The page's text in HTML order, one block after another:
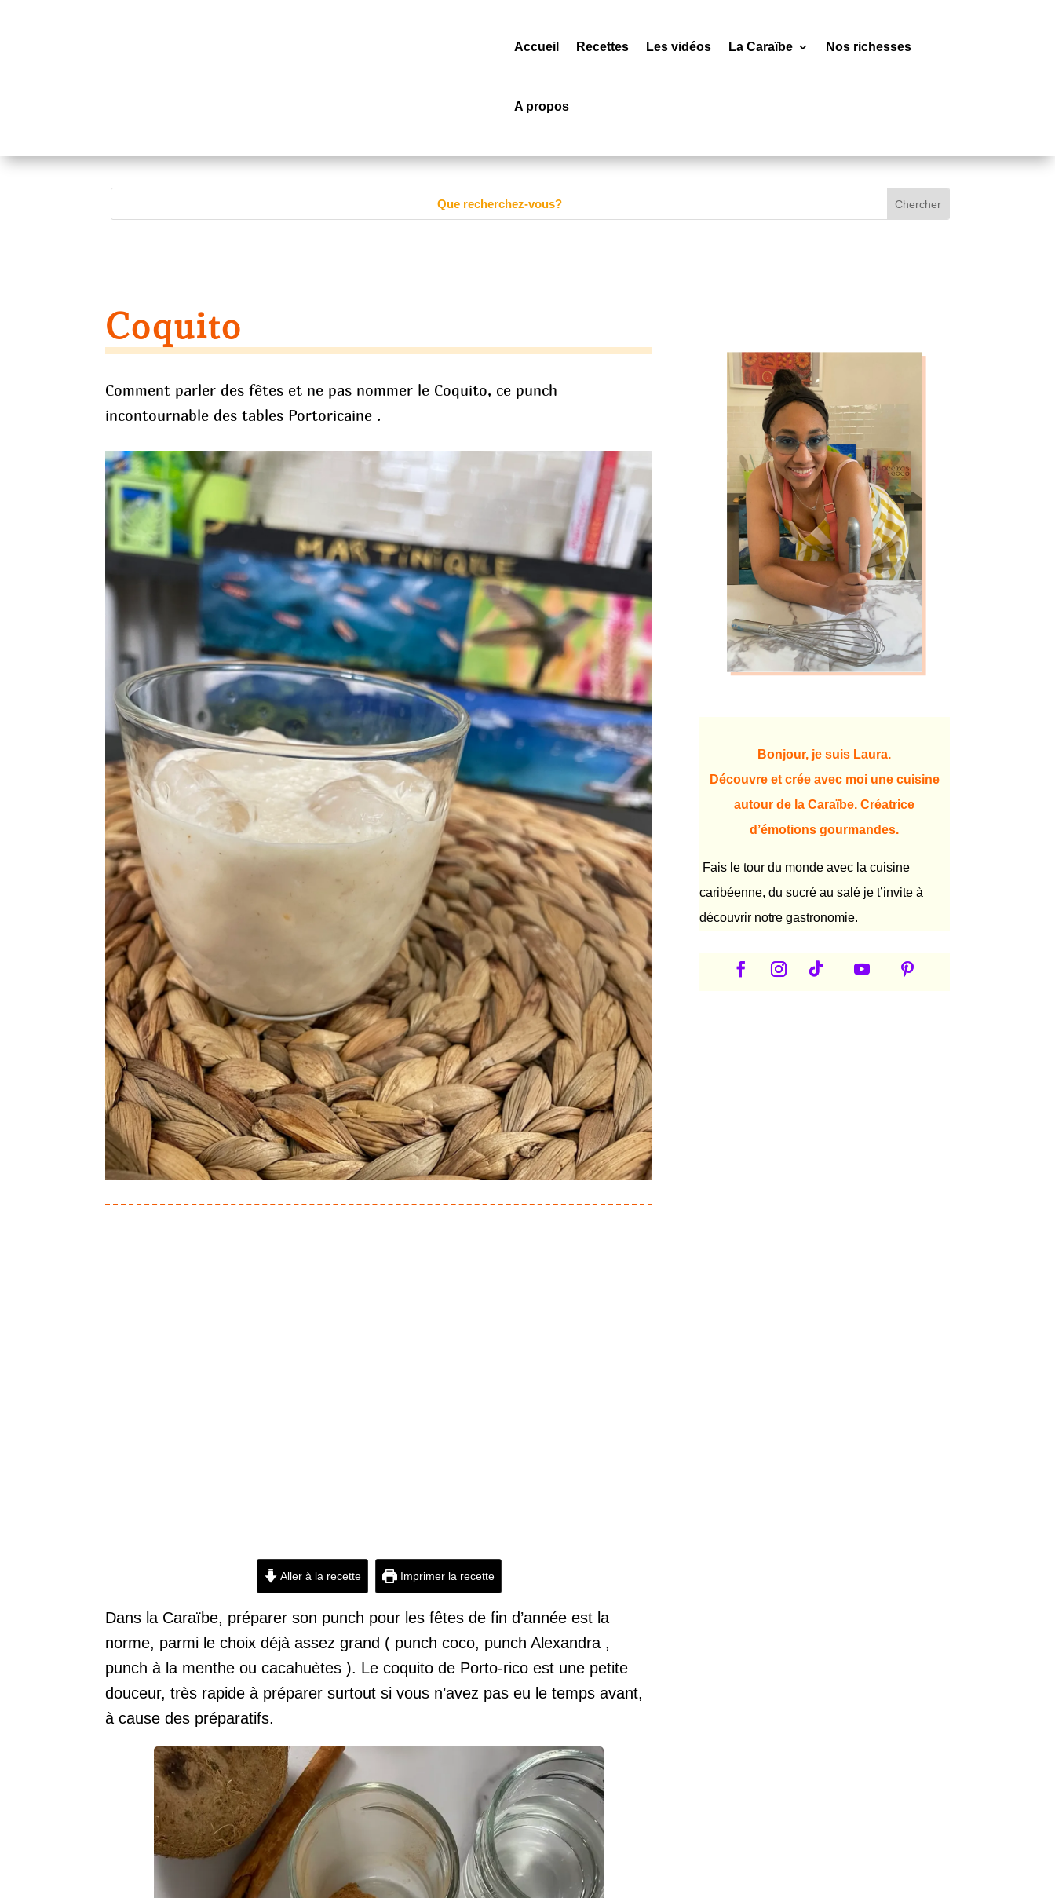
Accueil Recettes Les vidéos La Caraïbe Nos richesses
A propos
Coquito
Comment parler des fêtes et ne pas nommer le Coquito, ce punch
incontournable des tables Portoricaine .
Aller à la recette Imprimer la recette
Dans la Caraïbe, préparer son punch pour les fêtes de fin d’année est la
norme, parmi le choix déjà assez grand ( punch coco, punch Alexandra ,
punch à la menthe ou cacahuètes ). Le coquito de Porto-rico est une petite
douceur, très rapide à préparer surtout si vous n’avez pas eu le temps avant,
à cause des préparatifs.
Bonjour, je suis Laura.
Découvre et crée avec moi une cuisine
autour de la Caraïbe. Créatrice
d’émotions gourmandes.
Fais le tour du monde avec la cuisine
caribéenne, du sucré au salé je t’invite à
découvrir notre gastronomie.